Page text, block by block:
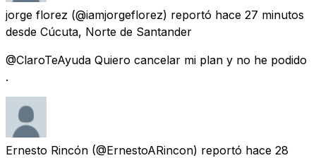
jorge florez (@iamjorgeflorez) reportó hace 27 minutos
desde Cúcuta, Norte de Santander
@ClaroTeAyuda Quiero cancelar mi plan y no he podido
.
Ernesto Rincón (@ErnestoARincon) reportó hace 28